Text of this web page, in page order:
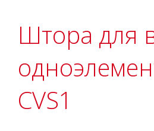
Штора для
CVS1